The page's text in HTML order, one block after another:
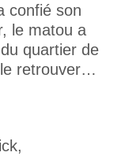
confié son
le matou a
quartier de
le retrouver…